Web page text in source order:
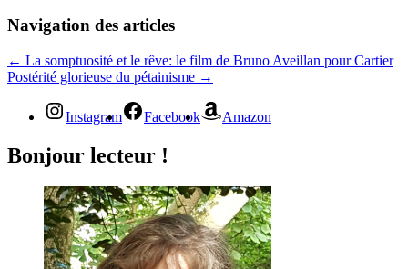
Navigation des articles
← La somptuosité et le rêve: le film de Bruno Aveillan pour Cartier
Postérité glorieuse du pétainisme →
Instagram Facebook Amazon
Bonjour lecteur !